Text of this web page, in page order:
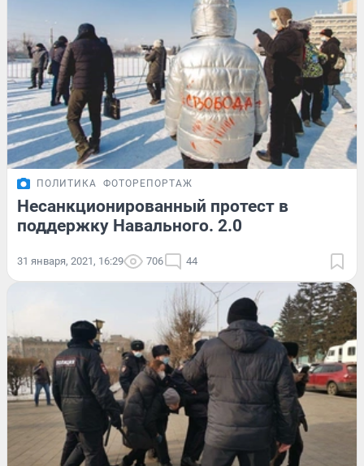
ПОЛИТИКА ФОТОРЕПОРТАЖ
Несанкционированный протест в
поддержку Навального. 2.0
31 января, 2021, 16:29 706 44